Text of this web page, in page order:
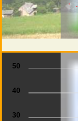
30
40
50